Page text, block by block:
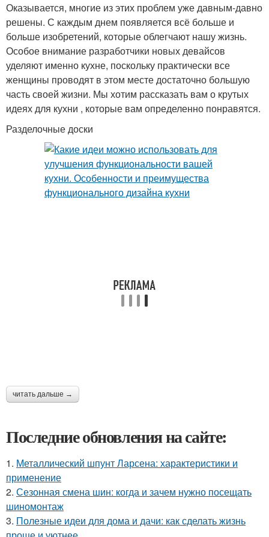
Оказывается, многие из этих проблем уже давным-давно
решены. С каждым днем появляется всё больше и
больше изобретений, которые облегчают нашу жизнь.
Особое внимание разработчики новых девайсов
уделяют именно кухне, поскольку практически все
женщины проводят в этом месте достаточно большую
часть своей жизни. Мы хотим рассказать вам о крутых
идеях для кухни , которые вам определенно понравятся.
Разделочные доски
читать дальше →
Последние обновления на сайте:
1. Металлический шпунт Ларсена: характеристики и
применение
2. Сезонная смена шин: когда и зачем нужно посещать
шиномонтаж
3. Полезные идеи для дома и дачи: как сделать жизнь